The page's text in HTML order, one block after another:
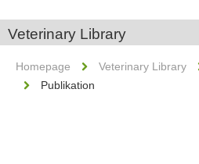
Veterinary Library
Homepage Veterinary Library
Publikation